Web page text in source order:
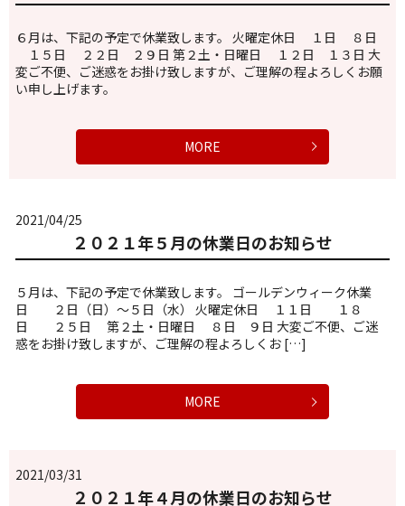
６月は、下記の予定で休業致します。 火曜定休日 １日 ８日
１５日 ２２日 ２９日 第２土・日曜日 １２日 １３日 大
変ご不便、ご迷惑をお掛け致しますが、ご理解の程よろしくお願
い申し上げます。
MORE
2021/04/25
２０２１年５月の休業日のお知らせ
５月は、下記の予定で休業致します。 ゴールデンウィーク休業
日 ２日（日）～５日（水） 火曜定休日 １１日 １８
日 ２５日 第２土・日曜日 ８日 ９日 大変ご不便、ご迷
惑をお掛け致しますが、ご理解の程よろしくお […]
MORE
2021/03/31
２０２１年４月の休業日のお知らせ